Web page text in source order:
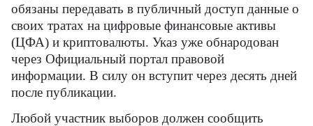
обязаны передавать в публичный доступ данные о
своих тратах на цифровые финансовые активы
(ЦФА) и криптовалюты. Указ уже обнародован
через Официальный портал правовой
информации. В силу он вступит через десять дней
после публикации.
Любой участник выборов должен сообщить